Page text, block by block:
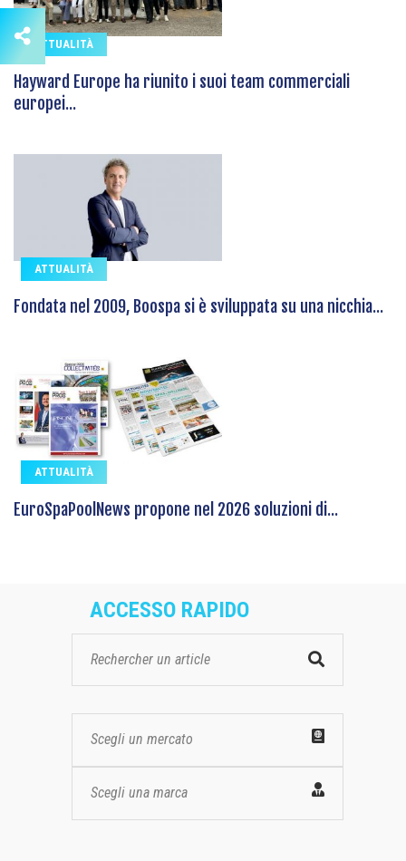
ATTUALITÀ
Hayward Europe ha riunito i suoi team commerciali
europei...
ATTUALITÀ
Fondata nel 2009, Boospa si è sviluppata su una nicchia...
ATTUALITÀ
EuroSpaPoolNews propone nel 2026 soluzioni di...
ACCESSO RAPIDO
Scegli un mercato
Scegli una marca